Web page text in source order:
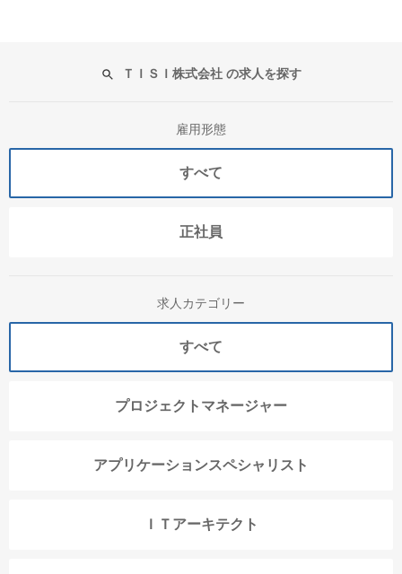
ＴＩＳＩ株式会社 の求人を探す
雇用形態
すべて
正社員
求人カテゴリー
すべて
プロジェクトマネージャー
アプリケーションスペシャリスト
ＩＴアーキテクト